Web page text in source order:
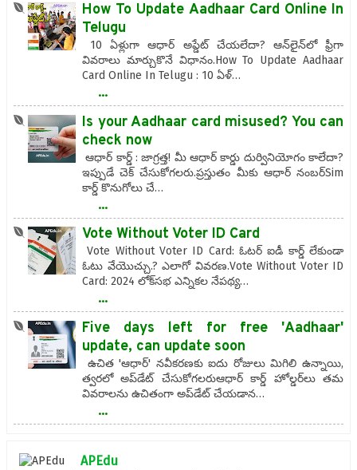
How To Update Aadhaar Card Online In
Telugu
10 ఏళ్లుగా ఆధార్​​ అప్డేట్​ చేయలేదా? ఆన్​లైన్​లో ఫ్రీగా
వివరాలు మార్చుకొనే విధానం.How To Update Aadhaar
Card Online In Telugu : 10 ఏళ్…
...
Is your Aadhaar card misused? You can
check now
ఆధార్ కార్డ్ : జాగ్రత్త! మీ ఆధార్ కార్డు దుర్వినియోగం కాలేదా?
ఇప్పుడే చెక్ చేసుకోగలరు.ప్రస్తుతం మీకు ఆధార్ నంబర్Sim
కార్డ్ కొనుగోలు చే…
...
Vote Without Voter ID Card
Vote Without Voter ID Card: ఓటర్ ఐడీ కార్డ్ లేకుండా
ఓటు వేయొచ్చు.? ఎలాగో వివరణ.Vote Without Voter ID
Card: 2024 లోక్‌సభ ఎన్నికల నేపథ్య…
...
Five days left for free 'Aadhaar'
update, can update soon
ఉచిత 'ఆధార్' నవీకరణకు ఐదు రోజులు మిగిలి ఉన్నాయి,
త్వరలో అప్‌డేట్ చేసుకోగలరుఆధార్ కార్డ్ హోల్డర్‌లు తమ
వివరాలను ఉచితంగా అప్‌డేట్ చేయడాన…
...
APEdu